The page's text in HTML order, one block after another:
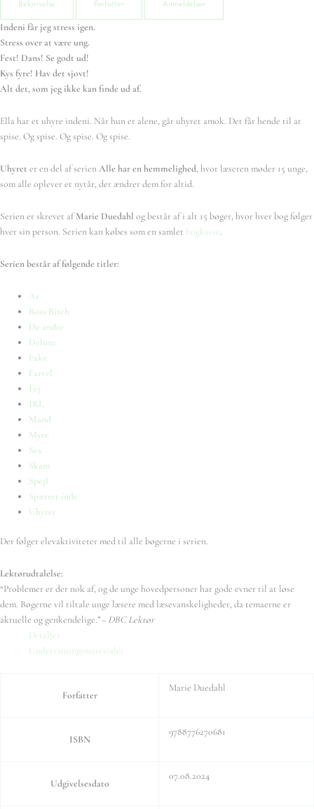
Beksrivelse Forfatter Anmeldelser
Indeni får jeg stress igen.
Stress over at være ung.
Fest! Dans! Se godt ud!
Kys fyre! Hav det sjovt!
Alt det, som jeg ikke kan finde ud af.
Ella har et uhyre indeni. Når hun er alene, går uhyret amok. Det får hende til at
spise. Og spise. Og spise. Og spise.
Uhyret er en del af serien Alle har en hemmelighed, hvor læseren møder 15 unge,
som alle oplever et nytår, der ændrer dem for altid.
Serien er skrevet afMarie Duedahl og består af i alt 15 bøger, hvor hver bog følger
hver sin person. Serien kan købes som en samlet bogkasse.
Serien består af følgende titler:
Ar
Boss Bitch
De andre
Deluxe
Fake
Farvel
Fej
IRL
Mand
Myre
Sex
Skam
Spejl
Spærret inde
Uhyret
Der følger elevaktiviteter med til alle bøgerne i serien.
Lektørudtalelse:
“Problemer er der nok af, og de unge hovedpersoner har gode evner til at løse
dem. Bøgerne vil tiltale unge læsere med læsevanskeligheder, da temaerne er
aktuelle og genkendelige.”– DBC Lektør
Detaljer
Undervisningsmaterialer
Forfatter
Marie Duedahl
ISBN
9788776270681
Udgivelsesdato
07.08.2024